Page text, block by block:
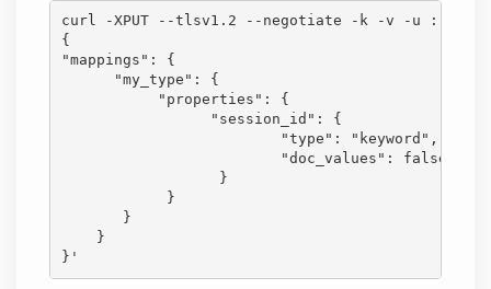
curl -XPUT --tlsv1.2 --negotiate -k -v -u :
{
"mappings": {
      "my_type": {
           "properties": {
                 "session_id": {
                         "type": "keyword",
                         "doc_values": false
                  }
            }
       }
    }
}'